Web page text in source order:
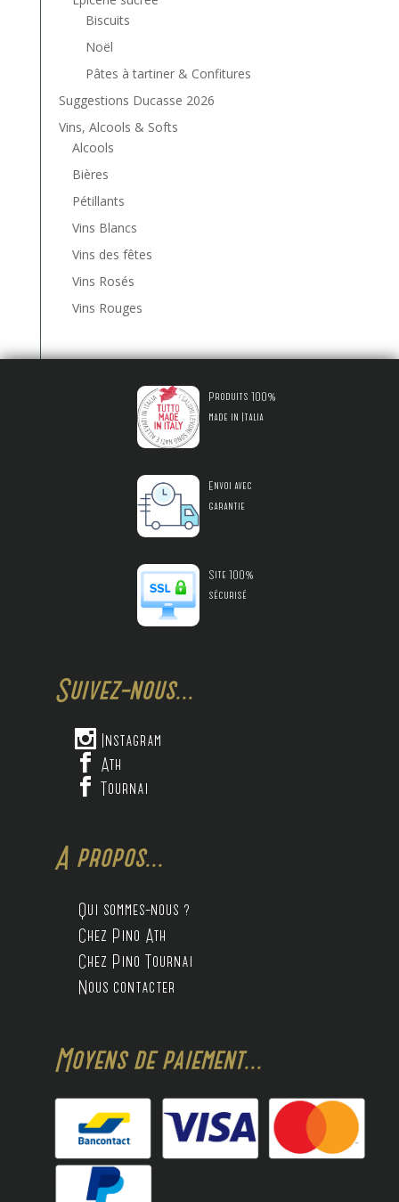
Biscuits
Noël
Pâtes à tartiner & Confitures
Suggestions Ducasse 2026
Vins, Alcools & Softs
Alcools
Bières
Pétillants
Vins Blancs
Vins des fêtes
Vins Rosés
Vins Rouges
Produits 100%
made in Italia
Envoi avec
garantie
Site 100%
sécurisé
Suivez-nous...
 Instagram
 Ath
 Tournai
A propos...
Qui sommes-nous ?
Chez Pino Ath
Chez Pino Tournai
Nous contacter
Moyens de paiement...